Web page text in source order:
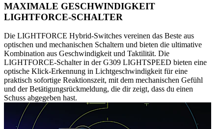
MAXIMALE GESCHWINDIGKEIT
LIGHTFORCE-SCHALTER
Die LIGHTFORCE Hybrid-Switches vereinen das Beste aus
optischen und mechanischen Schaltern und bieten die ultimative
Kombination aus Geschwindigkeit und Taktilität. Die
LIGHTFORCE-Schalter in der G309 LIGHTSPEED bieten eine
optische Klick-Erkennung in Lichtgeschwindigkeit für eine
praktisch sofortige Reaktionszeit, mit dem mechanischen Gefühl
und der Betätigungsrückmeldung, die dir zeigt, dass du einen
Schuss abgegeben hast.